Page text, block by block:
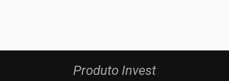
Produto Invest